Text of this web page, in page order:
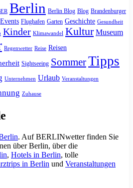
Berlin Berlin Blog Blog Brandenburger
Events Flughafen Garten Geschichte Gesundheit
Kinder Klimawandel Kultur Museum
Regenwetter Reise Reisen
Sightseeing SommerTipps
Unternehmen Urlaub Veranstaltungen
Zuhause
. Auf BERLINwetter finden Sie
über Berlin, über die
, Hotels in Berlin, tolle
in Berlin und Veranstaltungen